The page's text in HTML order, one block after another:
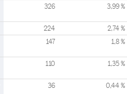
326 3,99 %
224 2,74 %
147 1,8 %
110 1,35 %
36 0,44 %